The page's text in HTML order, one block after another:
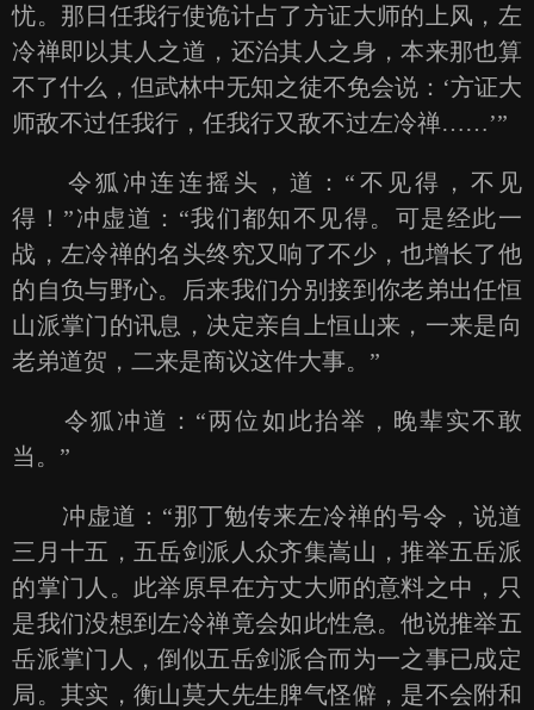
忧。那日任我行使诡计占了方证大师的上风，左
冷禅即以其人之道，还治其人之身，本来那也算
不了什么，但武林中无知之徒不免会说：‘方证大
师敌不过任我行，任我行又敌不过左冷禅……’”
令狐冲连连摇头，道：“不见得，不见
得！”冲虚道：“我们都知不见得。可是经此一
战，左冷禅的名头终究又响了不少，也增长了他
的自负与野心。后来我们分别接到你老弟出任恒
山派掌门的讯息，决定亲自上恒山来，一来是向
老弟道贺，二来是商议这件大事。”
令狐冲道：“两位如此抬举，晚辈实不敢
当。”
冲虚道：“那丁勉传来左冷禅的号令，说道
三月十五，五岳剑派人众齐集嵩山，推举五岳派
的掌门人。此举原早在方丈大师的意料之中，只
是我们没想到左冷禅竟会如此性急。他说推举五
岳派掌门人，倒似五岳剑派合而为一之事已成定
局。其实，衡山莫大先生脾气怪僻，是不会附和